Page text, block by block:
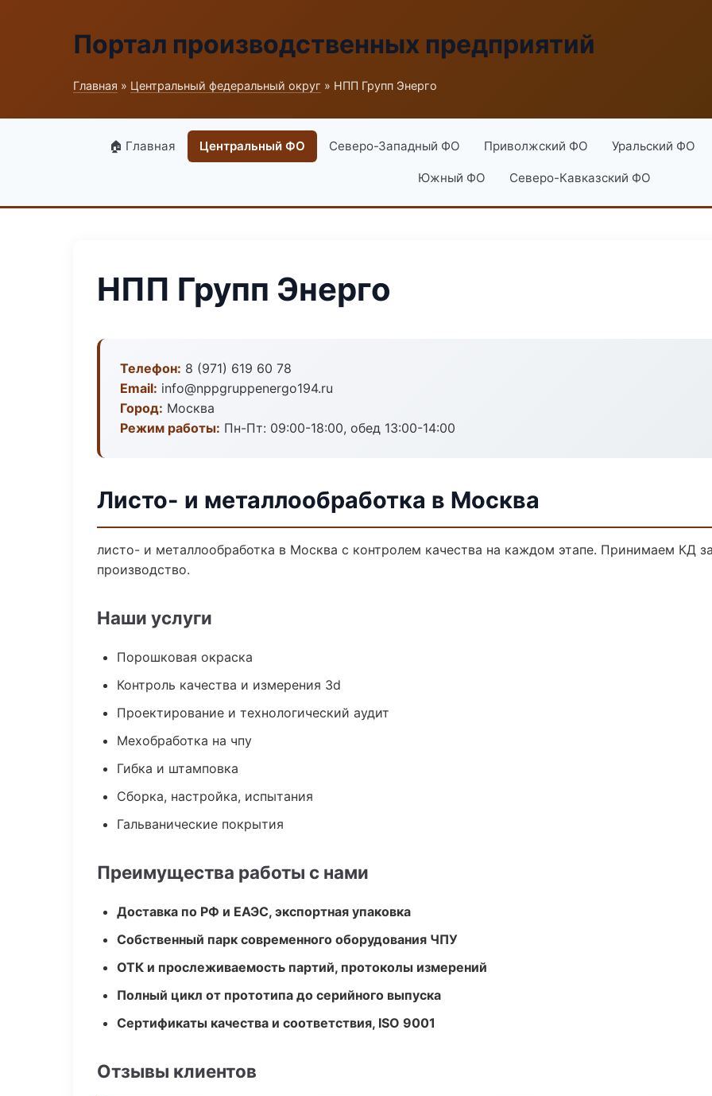
Портал производственных предприятий
Главная » Центральный федеральный округ » НПП Групп Энерго
🏠 Главная Центральный ФО Северо-Западный ФО Приволжский ФО Уральский ФО
Южный ФО Северо-Кавказский ФО
НПП Групп Энерго
Телефон: 8 (971) 619 60 78
Email: info@nppgruppenergo194.ru
Город: Москва
Режим работы: Пн-Пт: 09:00-18:00, обед 13:00-14:00
Листо- и металлообработка в Москва
листо- и металлообработка в Москва с контролем качества на каждом этапе. Принимаем КД
производство.
Наши услуги
Порошковая окраска
Контроль качества и измерения 3d
Проектирование и технологический аудит
Мехобработка на чпу
Гибка и штамповка
Сборка, настройка, испытания
Гальванические покрытия
Преимущества работы с нами
Доставка по РФ и ЕАЭС, экспортная упаковка
Собственный парк современного оборудования ЧПУ
ОТК и прослеживаемость партий, протоколы измерений
Полный цикл от прототипа до серийного выпуска
Сертификаты качества и соответствия, ISO 9001
Отзывы клиентов